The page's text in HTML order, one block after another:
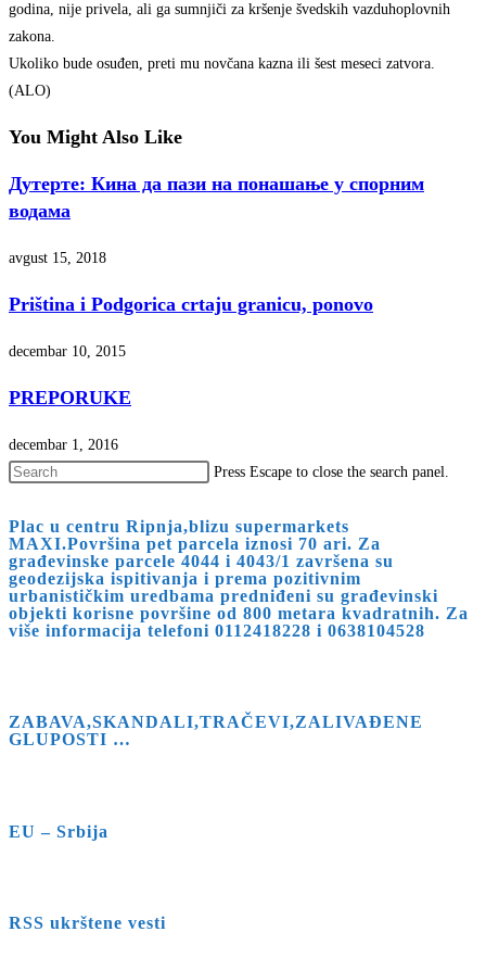
godina, nije privela, ali ga sumnjiči za kršenje švedskih vazduhoplovnih
zakona.
Ukoliko bude osuđen, preti mu novčana kazna ili šest meseci zatvora.
(ALO)
You Might Also Like
Дутерте: Кина да пази на понашање у спорним
водама
avgust 15, 2018
Priština i Podgorica crtaju granicu, ponovo
decembar 10, 2015
PREPORUKE
decembar 1, 2016
Press Escape to close the search panel.
Plac u centru Ripnja,blizu supermarkets
MAXI.Površina pet parcela iznosi 70 ari. Za
građevinske parcele 4044 i 4043/1 završena su
geodezijska ispitivanja i prema pozitivnim
urbanističkim uredbama predniđeni su građevinski
objekti korisne površine od 800 metara kvadratnih. Za
više informacija telefoni 0112418228 i 0638104528
ZABAVA,SKANDALI,TRAČEVI,ZALIVAĐENE
GLUPOSTI …
EU – Srbija
RSS ukrštene vesti